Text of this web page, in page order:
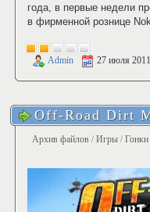
года, в первые недели
в фирменной рознице
Admin 27 июля 2011
Off-Road Dirt
Архив файлов /Игры /Гонки